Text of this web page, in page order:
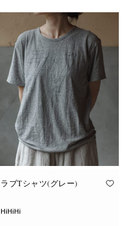
ジ
ら
選
択
で
き
ま
す
の
商
品
に
は
複
数
の
バ
リ
エ
ー
シ
ョ
ン
が
あ
り
ま
オ
ラブTシャツ(グレー)
HiHiHi